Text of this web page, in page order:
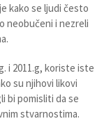
kako se ljudi često
neobučeni i nezreli
i 2011.g, koriste iste
su njihovi likovi
bi pomisliti da se
stvarnostima.